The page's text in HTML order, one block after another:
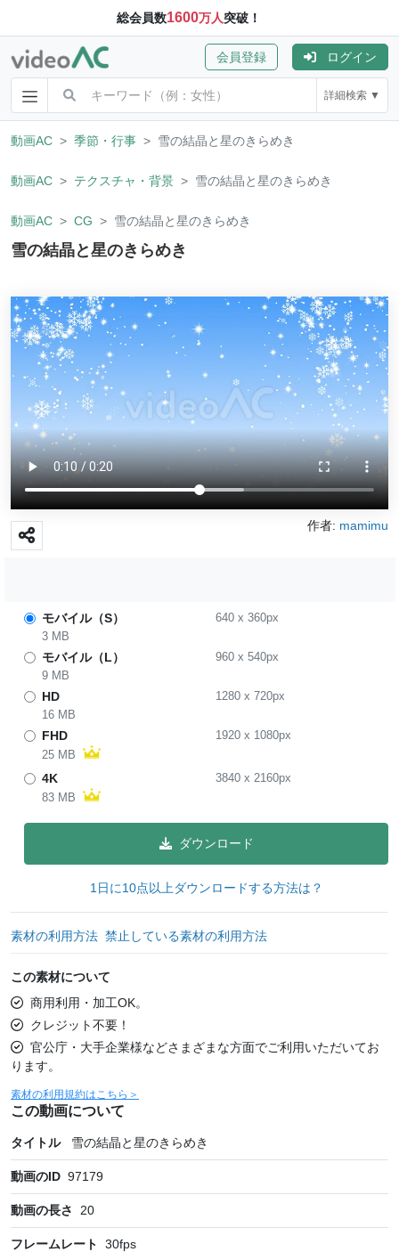
総会員数1600万人突破！
会員登録 ログイン
詳細検索 ▼
動画AC 季節・行事 雪の結晶と星のきらめき
動画AC テクスチャ・背景 雪の結晶と星のきらめき
動画AC CG 雪の結晶と星のきらめき
雪の結晶と星のきらめき
作者: mamimu
モバイル（S） 640x 360px
3 MB
モバイル（L） 960x 540px
9 MB
HD 1280x 720px
16 MB
FHD 1920x 1080px
25 MB
4K 3840x 2160px
83 MB
ダウンロード
1日に10点以上ダウンロードする方法は？
素材の利用方法 禁止している素材の利用方法
この素材について
商用利用・加工OK。
クレジット不要！
官公庁・大手企業様などさまざまな方面でご利用いただいてお
ります。
素材の利用規約はこちら＞
この動画について
タイトル 雪の結晶と星のきらめき
動画のID 97179
動画の長さ 20
フレームレート 30fps